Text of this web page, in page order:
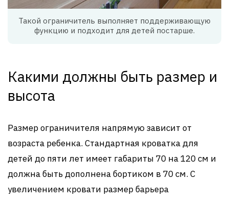
Такой ограничитель выполняет поддерживающую
функцию и подходит для детей постарше.
Какими должны быть размер и
высота
Размер ограничителя напрямую зависит от
возраста ребенка. Стандартная кроватка для
детей до пяти лет имеет габариты 70 на 120 см и
должна быть дополнена бортиком в 70 см. С
увеличением кровати размер барьера